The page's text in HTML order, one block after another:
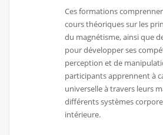
Ces formations
cours théoriques sur les
du magnétisme, ainsi que
pour développer ses
perception et de
participants apprennent à
universelle à travers leurs
différents systèmes
intérieure.